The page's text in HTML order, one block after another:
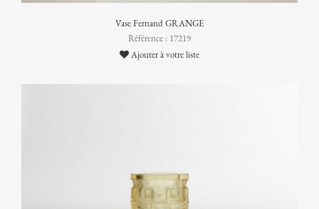
Vase Fernand GRANGE
Référence : 17219
Ajouter à votre liste